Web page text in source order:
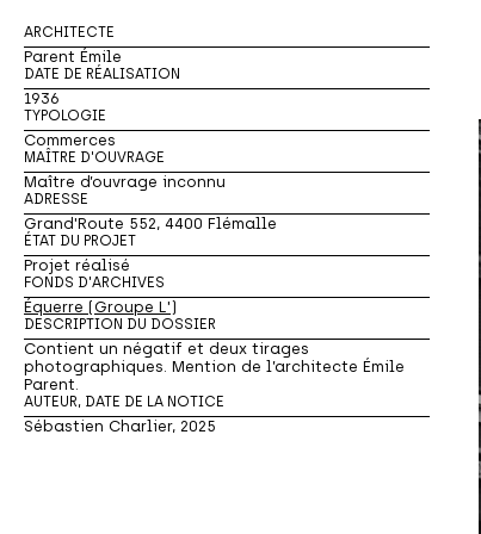
ARCHITECTE
Parent Émile
DATE DE RÉALISATION
1936
TYPOLOGIE
Commerces
MAÎTRE D'OUVRAGE
Maître d’ouvrage inconnu
ADRESSE
Grand'Route 552, 4400 Flémalle
ÉTAT DU PROJET
Projet réalisé
FONDS D'ARCHIVES
Équerre (Groupe L')
DESCRIPTION DU DOSSIER
Contient un négatif et deux tirages
photographiques. Mention de l’architecte Émile
Parent.
AUTEUR, DATE DE LA NOTICE
Sébastien Charlier, 2025